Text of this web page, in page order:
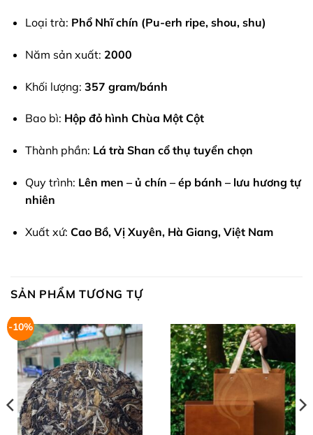
Loại trà: Phổ Nhĩ chín (Pu-erh ripe, shou, shu)
Năm sản xuất: 2000
Khối lượng: 357 gram/bánh
Bao bì: Hộp đỏ hình Chùa Một Cột
Thành phần: Lá trà Shan cổ thụ tuyển chọn
Quy trình: Lên men – ủ chín – ép bánh – lưu hương tự
nhiên
Xuất xứ: Cao Bồ, Vị Xuyên, Hà Giang, Việt Nam
SẢN PHẨM TƯƠNG TỰ
-10%